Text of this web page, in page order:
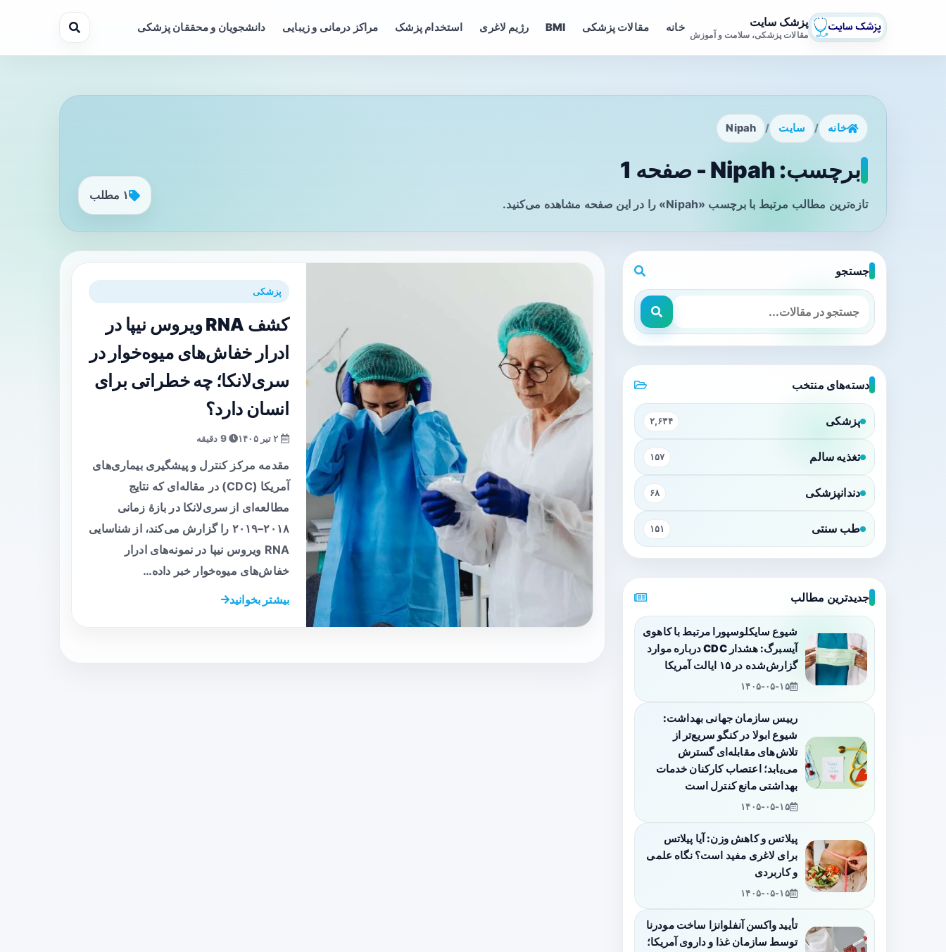
پزشک سایت
مقالات پزشکی، سلامت و آموزش
خانه مقالات پزشکی BMI رژیم لاغری استخدام پزشک مراکز درمانی و زیبایی دانشجویان و محققان پزشکی
خانه / سایت /
Nipah
برچسب: Nipah - صفحه 1
تازه‌ترین مطالب مرتبط با برچسب «Nipah» را در این صفحه مشاهده می‌کنید.
۱ مطلب
پزشکی
کشف RNA ویروس نیپا در
ادرار خفاش‌های میوه‌خوار در
سری‌لانکا؛ چه خطراتی برای
انسان دارد؟
9 دقیقه
مقدمه مرکز کنترل و پیشگیری بیماری‌های
آمریکا (CDC) در مقاله‌ای که نتایج
مطالعه‌ای از سری‌لانکا در بازهٔ زمانی
۲۰۱۸–۲۰۱۹ را گزارش می‌کند، از شناسایی
RNA ویروس نیپا در نمونه‌های ادرار
خفاش‌های میوه‌خوار خبر داده…
بیشتر بخوانید
جستجو
دسته‌های منتخب
پزشکی ۲,۶۳۴
تغذیه سالم ۱۵۷
دندانپزشکی ۶۸
طب سنتی ۱۵۱
جدیدترین مطالب
شیوع سایکلوسپورا مرتبط با کاهوی
آیسبرگ: هشدار CDC درباره موارد
گزارش‌شده در ۱۵ ایالت آمریکا
۱۴۰۵-۰۵-۱۵
رییس سازمان جهانی بهداشت:
شیوع ابولا در کنگو سریع‌تر از
تلاش‌های مقابله‌ای گسترش
می‌یابد؛ اعتصاب کارکنان خدمات
بهداشتی مانع کنترل است
۱۴۰۵-۰۵-۱۵
پیلاتس و کاهش وزن: آیا پیلاتس
برای لاغری مفید است؟ نگاه علمی
و کاربردی
۱۴۰۵-۰۵-۱۵
تأیید واکسن آنفلوانزا ساخت مودرنا
توسط سازمان غذا و داروی آمریکا؛